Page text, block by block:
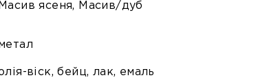
Масив ясеня, Масив/дуб
віск, бейц, лак, емаль